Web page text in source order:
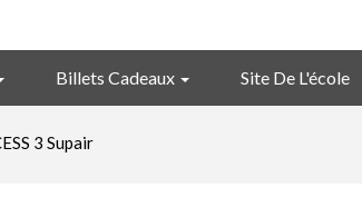
Billets Cadeaux Site De L'école
3 Supair